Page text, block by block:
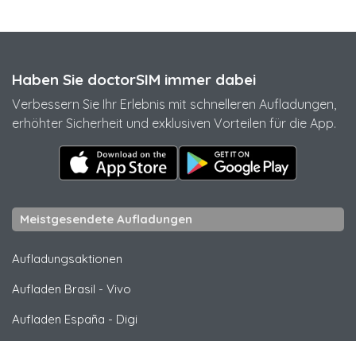
Haben Sie doctorSIM immer dabei
Verbessern Sie Ihr Erlebnis mit schnelleren Aufladungen,
erhöhter Sicherheit und exklusiven Vorteilen für die App.
Meistgesendete Aufladungen
Aufladungsaktionen
Aufladen Brasil - Vivo
Aufladen España - Digi